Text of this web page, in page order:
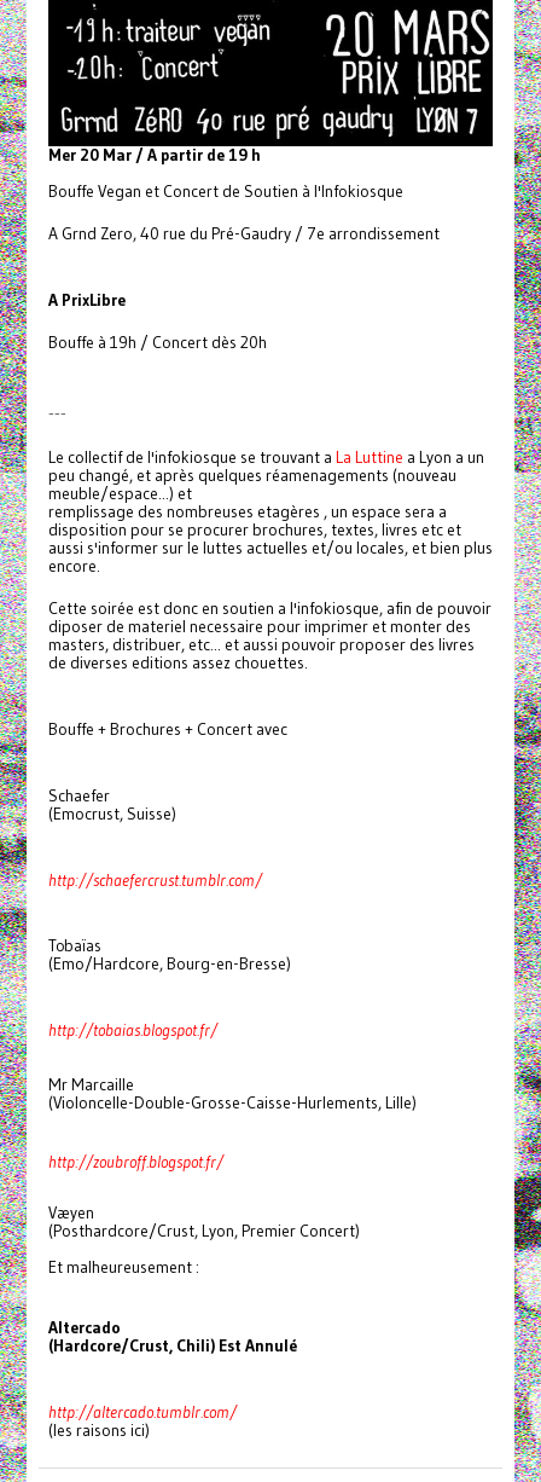
Mer 20 Mar / A partir de 19 h
Bouffe Vegan et Concert de Soutien à l'Infokiosque
A Grnd Zero, 40 rue du Pré-Gaudry / 7e arrondissement
A PrixLibre
Bouffe à 19h / Concert dès 20h
---
Le collectif de l'infokiosque se trouvant a La Luttine a Lyon a un
peu changé, et après quelques réamenagements (nouveau
meuble/espace...) et
remplissage des nombreuses etagères , un espace sera a
disposition pour se procurer brochures, textes, livres etc et
aussi s'informer sur le luttes actuelles et/ou locales, et bien plus
encore.
Cette soirée est donc en soutien a l'infokiosque, afin de pouvoir
diposer de materiel necessaire pour imprimer et monter des
masters, distribuer, etc... et aussi pouvoir proposer des livres
de diverses editions assez chouettes.
Bouffe + Brochures + Concert avec
Schaefer
(Emocrust, Suisse)
http://schaefercrust.tumblr.com/
Tobaïas
(Emo/Hardcore, Bourg-en-Bresse)
http://tobaias.blogspot.fr/
Mr Marcaille
(Violoncelle-Double-Grosse-Caisse-Hurlements, Lille)
http://zoubroff.blogspot.fr/
Væyen
(Posthardcore/Crust, Lyon, Premier Concert)
Et malheureusement :
Altercado
(Hardcore/Crust, Chili)Est Annulé
http://altercado.tumblr.com/
(les raisons ici)